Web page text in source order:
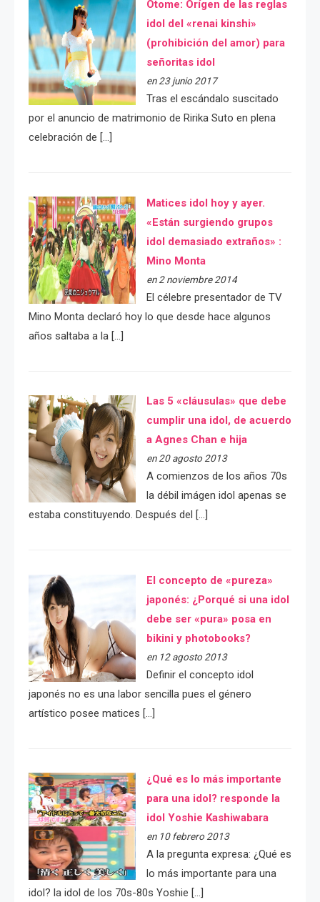
Otome: Orígen de las reglas
idol del «renai kinshi»
(prohibición del amor) para
señoritas idol
en 23 junio 2017
Tras el escándalo suscitado
por el anuncio de matrimonio de Ririka Suto en plena
celebración de […]
Matices idol hoy y ayer.
«Están surgiendo grupos
idol demasiado extraños» :
Mino Monta
en 2 noviembre 2014
El célebre presentador de TV
Mino Monta declaró hoy lo que desde hace algunos
años saltaba a la […]
Las 5 «cláusulas» que debe
cumplir una idol, de acuerdo
a Agnes Chan e hija
en 20 agosto 2013
A comienzos de los años 70s
la débil imágen idol apenas se
estaba constituyendo. Después del […]
El concepto de «pureza»
japonés: ¿Porqué si una idol
debe ser «pura» posa en
bikini y photobooks?
en 12 agosto 2013
Definir el concepto idol
japonés no es una labor sencilla pues el género
artístico posee matices […]
¿Qué es lo más importante
para una idol? responde la
idol Yoshie Kashiwabara
en 10 febrero 2013
A la pregunta expresa: ¿Qué es
lo más importante para una
idol? la idol de los 70s-80s Yoshie […]